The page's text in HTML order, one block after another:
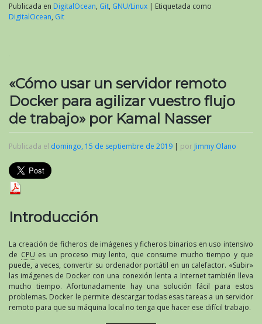
Publicada en DigitalOcean, Git, GNU/Linux | Etiquetada como
DigitalOcean, Git
«Cómo usar un servidor remoto
Docker para agilizar vuestro flujo
de trabajo» por Kamal Nasser
Publicada el domingo, 15 de septiembre de 2019 | por Jimmy Olano
Introducción
La creación de ficheros de imágenes y ficheros binarios en uso intensivo
de CPU es un proceso muy lento, que consume mucho tiempo y que
puede, a veces, convertir su ordenador portátil en un calefactor. «Subir»
las imágenes de Docker con una conexión lenta a Internet también lleva
mucho tiempo. Afortunadamente hay una solución fácil para estos
problemas. Docker le permite descargar todas esas tareas a un servidor
remoto para que su máquina local no tenga que hacer ese difícil trabajo.